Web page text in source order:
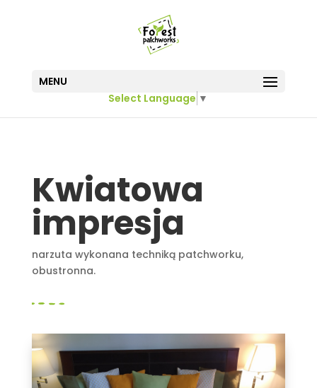
MENU
Select Language ▼
Kwiatowa
impresja
narzuta wykonana techniką patchworku,
obustronna.